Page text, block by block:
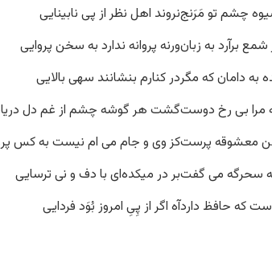
چشم تو مَرَنجنروند اهل نظر از پی نابینایی
برآرد به زبانورنه پروانه ندارد به سخن پروایی
به دامان که مگردر کنارم بنشانند سهی بالایی
مرا بی رخ دوستگشت هر گوشه چشم از غم دل
معشوقه پرستکز وی و جام می ام نیست به کس
سحرگه می گفتبر در میکده‌ای با دف و نی ترسایی
که حافظ داردآه اگر از پِیِ امروز بُوَد فردایی